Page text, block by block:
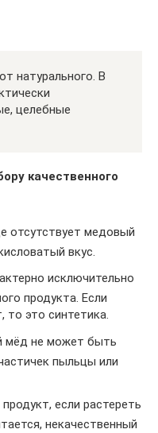
натурального. В
целебные
качественного
отсутствует медовый
вкус.
исключительно
продукта. Если
то это синтетика.
мёд не может быть
пыльцы или
если растереть
некачественный